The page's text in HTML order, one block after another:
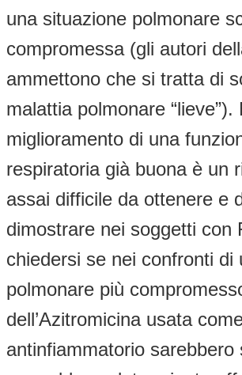
una situazione polmonare
compromessa (gli autori
ammettono che si tratta di
malattia polmonare “lieve”).
miglioramento di una
respiratoria già buona è un
assai difficile da ottenere e
dimostrare nei soggetti con
chiedersi se nei confronti di
polmonare più
dell’Azitromicina usata
antinfiammatorio sarebbero